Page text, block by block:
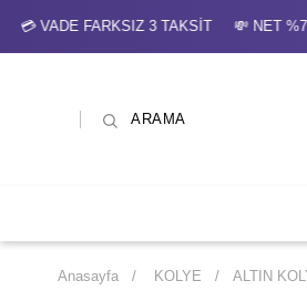
FARKSIZ 3 TAKSİT 💸 NET %7
ARAMA
Anasayfa KOLYE ALTIN